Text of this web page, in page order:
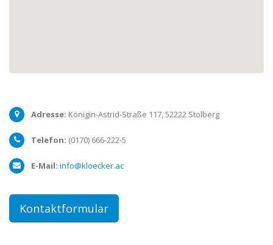
Adresse: Königin-Astrid-Straße 117,52222 Stolberg
Telefon: (0170) 666-222-5
E-Mail: info@kloecker.ac
Kontaktformular